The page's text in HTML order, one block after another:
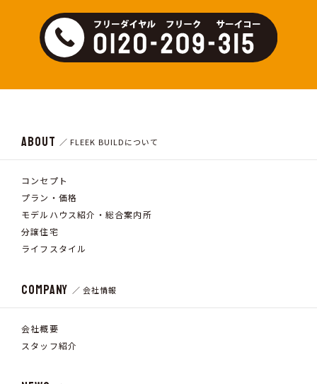
ABOUT ／ FLEEK BUILDについて
コンセプト
プラン・価格
モデルハウス紹介・総合案内所
分譲住宅
ライフスタイル
COMPANY ／ 会社情報
会社概要
スタッフ紹介